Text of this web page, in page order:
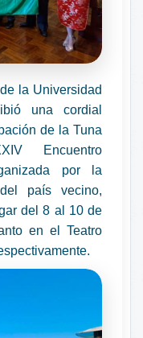
la Universidad
una cordial
de la Tuna
Encuentro
por la
país vecino,
del 8 al 10 de
en el Teatro